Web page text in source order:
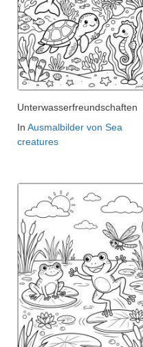
Unterwasserfreundschaften
In Ausmalbilder von Sea
creatures